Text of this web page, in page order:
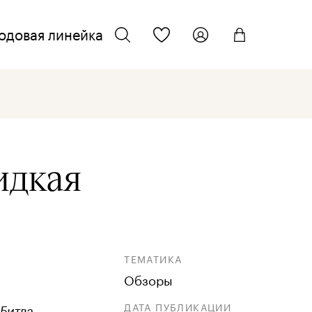
линейка
ТЕМАТИКА
Обзоры
ДАТА ПУБЛИКАЦИИ